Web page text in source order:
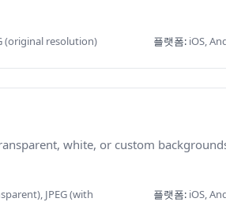
(original resolution) 플랫폼: iOS,
white, or custom
JPEG (with
플랫폼: iOS,